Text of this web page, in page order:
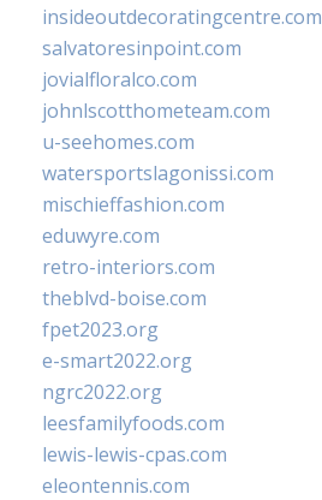
insideoutdecoratingcentre.com
salvatoresinpoint.com
jovialfloralco.com
johnlscotthometeam.com
u-seehomes.com
watersportslagonissi.com
mischieffashion.com
eduwyre.com
retro-interiors.com
theblvd-boise.com
fpet2023.org
e-smart2022.org
ngrc2022.org
leesfamilyfoods.com
lewis-lewis-cpas.com
eleontennis.com